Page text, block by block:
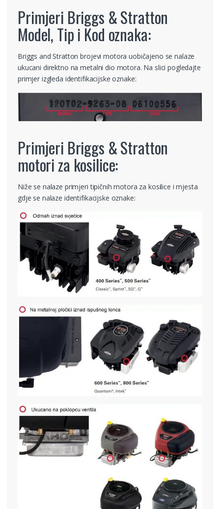
Primjeri Briggs & Stratton
Model, Tip i Kod oznaka:
Briggs and Stratton brojevi motora uobičajeno se nalaze
ukucani direktno na metalni dio motora. Na slici pogledajte
primjer izgleda identifikacijske oznake:
Primjeri Briggs & Stratton
motori za kosilice:
Niže se nalaze primjeri tipičnih motora za kosilice i mjesta
gdje se nalaze identifikacijske oznake: